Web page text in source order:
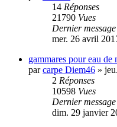
14 Réponses
21790 Vues
Dernier message
mer. 26 avril
gammares pour eau de
parcarpe Diem46 »
2 Réponses
10598 Vues
Dernier message
dim. 29 janvier